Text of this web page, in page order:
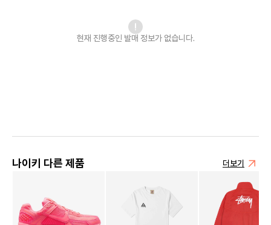
현재 진행중인 발매 정보가 없습니다.
나이키 다른 제품 더보기